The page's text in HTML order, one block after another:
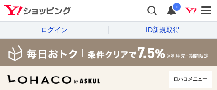
i
ログイン ID新規取得
ロハコメニュー